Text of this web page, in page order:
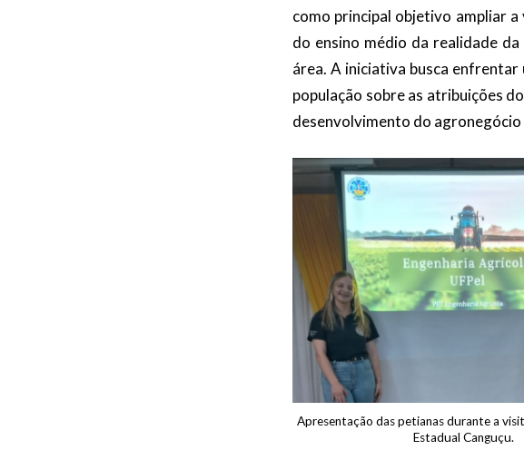
como principal objetivo ampliar
do ensino médio da realidade
área. A iniciativa busca
população sobre as atribuições
desenvolvimento do agronegócio
Apresentação das petianas durante a
Estadual Canguçu.